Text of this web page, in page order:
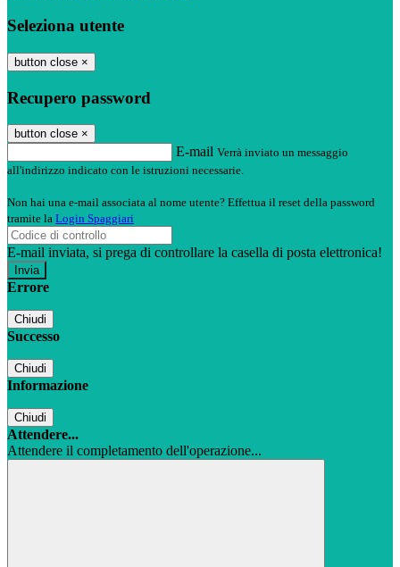
Seleziona utente
button close ×
Recupero password
button close ×
E-mail Verrà inviato un messaggio
all'indirizzo indicato con le istruzioni necessarie.
Non hai una e-mail associata al nome utente? Effettua il reset della password
tramite la Login Spaggiari
E-mail inviata, si prega di controllare la casella di posta elettronica!
Errore
Chiudi
Successo
Chiudi
Informazione
Chiudi
Attendere...
Attendere il completamento dell'operazione...